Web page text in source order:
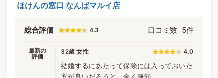
ほけんの窓口 なんばマルイ店
総合評価 4.3 口コミ数 5件
最新の
評価
32歳 女性 4.0
結婚するにあたって保険には入っておいた
方が良いだろうと、全く無知...